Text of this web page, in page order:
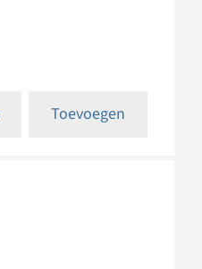
Toevoegen